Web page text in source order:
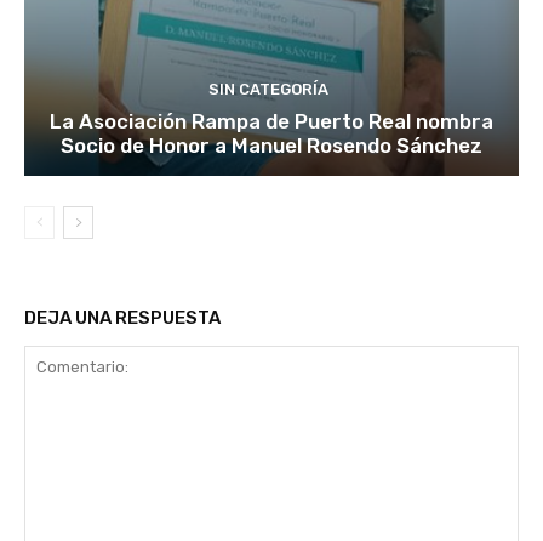
SIN CATEGORÍA
La Asociación Rampa de Puerto Real nombra
Socio de Honor a Manuel Rosendo Sánchez
DEJA UNA RESPUESTA